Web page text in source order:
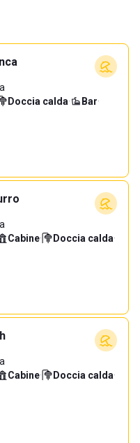
Doccia calda· Bar·
Cabine· Doccia calda·
Cabine· Doccia calda·